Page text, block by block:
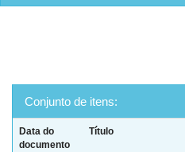
Conjunto de itens:
Data do
documento
Título